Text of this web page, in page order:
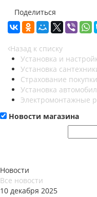
Поделиться
Назад к списку
Установка и
Установка
Страхование покупки
Установка
Электромонтажные
Новости магазина
Новости
Все новости
10 декабря 2025